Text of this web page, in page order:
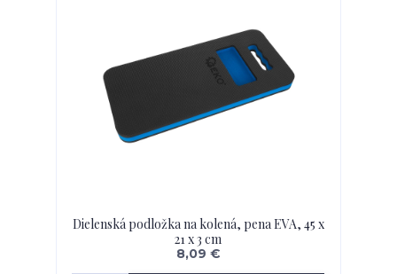
Dielenská podložka na kolená, pena EVA, 45 x
21 x 3 cm
8,09 €